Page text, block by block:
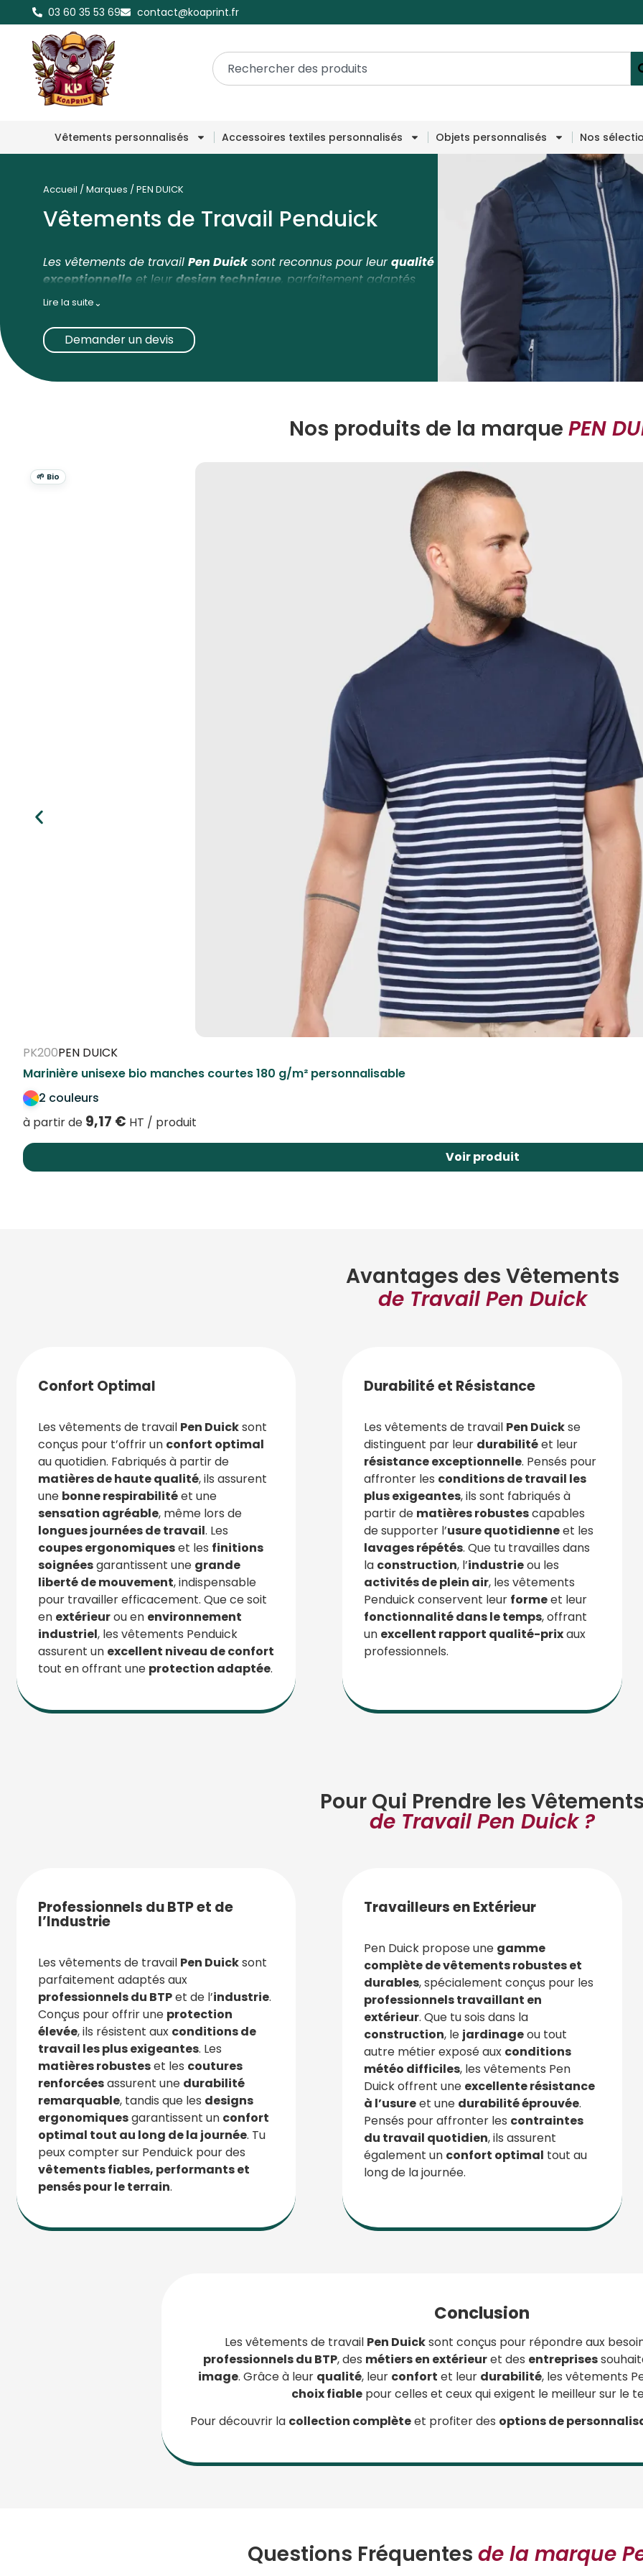
03 60 35 53 69 contact@koaprint.fr
Vêtements personnalisés Accessoires textiles personnalisés Objets personnalisés Nos
Accueil /Marques /PEN DUICK
Vêtements de Travail Penduick
Les vêtements de travail Pen Duicksont reconnus pour leurqualité
exceptionnelle et leur design technique , parfaitement adaptés
aux exigences des professionnels de nombreux secteurs. La marque
et urbains, alliantconfort,
quotidien fiable.
des activités quotidiennes, les vêtements Pen Duick garantissent
Lire la suite⌄
Demander un devis
Nos produits de la marque PEN
🌱 Bio
PK200PEN DUICK
Marinière unisexe bio manches courtes 180 g/m² personnalisable
2 couleurs
à partir de 9,17 € HT / produit
Voir produit
Avantages des Vêtements
de Travail Pen Duick
Confort Optimal
Les vêtements de travail Pen Duicksont
conçus pour t’offrir un confort optimal
au quotidien. Fabriqués à partir de
matières de haute qualité, ils assurent
une bonne respirabilitéet une
sensation agréable, même lors de
longues journées de travail. Les
coupes ergonomiqueset les finitions
soignéesgarantissent une grande
liberté de mouvement, indispensable
pour travailler efficacement. Que ce soit
en extérieurou en environnement
industriel, les vêtements Penduick
assurent un excellent niveau de confort
tout en offrant une protection adaptée.
Durabilité et Résistance
Les vêtements de travail Pen Duickse
distinguent par leur durabilitéet leur
résistance exceptionnelle. Pensés pour
affronter les conditions de travail les
plus exigeantes, ils sont fabriqués à
partir de matières robustescapables
de supporter l’usure quotidienneet les
lavages répétés. Que tu travailles dans
la construction, l’industrieou les
activités de plein air, les vêtements
Penduick conservent leur formeet leur
fonctionnalité dans le temps, offrant
un excellent rapport qualité-prixaux
professionnels.
Pour Qui Prendre les Vêtements
de Travail Pen Duick ?
Professionnels du BTP et de
l’Industrie
Les vêtements de travail Pen Duicksont
parfaitement adaptés aux
professionnels du BTPet de l’industrie.
Conçus pour offrir une protection
élevée, ils résistent aux conditions de
travail les plus exigeantes. Les
matières robusteset les coutures
renforcéesassurent une durabilité
remarquable, tandis que les designs
ergonomiquesgarantissent un confort
optimal tout au long de la journée. Tu
peux compter sur Penduick pour des
vêtements fiables, performants et
pensés pour le terrain.
Travailleurs en Extérieur
Pen Duick propose une gamme
complète de vêtements robustes et
durables, spécialement conçus pour les
professionnels travaillant en
extérieur. Que tu sois dans la
construction, le jardinageou tout
autre métier exposé aux conditions
météo difficiles, les vêtements Pen
Duick offrent une excellente résistance
à l’usureet une durabilité éprouvée.
Pensés pour affronter les contraintes
du travail quotidien, ils assurent
également un confort optimal tout au
long de la journée.
Conclusion
Les vêtements de travail Pen Duicksont conçus pour répondre aux
professionnels du BTP, des métiers en extérieuret des entreprises
image. Grâce à leur qualité, leur confort et leur durabilité, les vêtements
choix fiablepour celles et ceux qui exigent le meilleur sur le
Pour découvrir la collection complèteet profiter des options de
Questions Fréquentes de la marque